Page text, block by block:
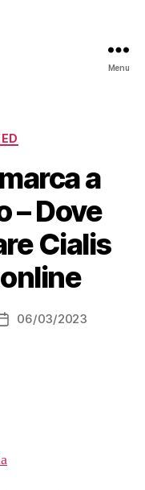
Menu
a
– Dove
Cialis
Data06/03/2023